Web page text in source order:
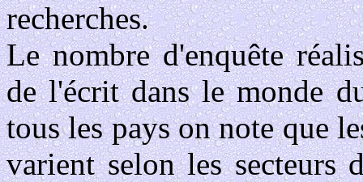
recherches.
Le nombre d'enquête
de l'écrit dans le monde
tous les pays on note que
varient selon les secteurs